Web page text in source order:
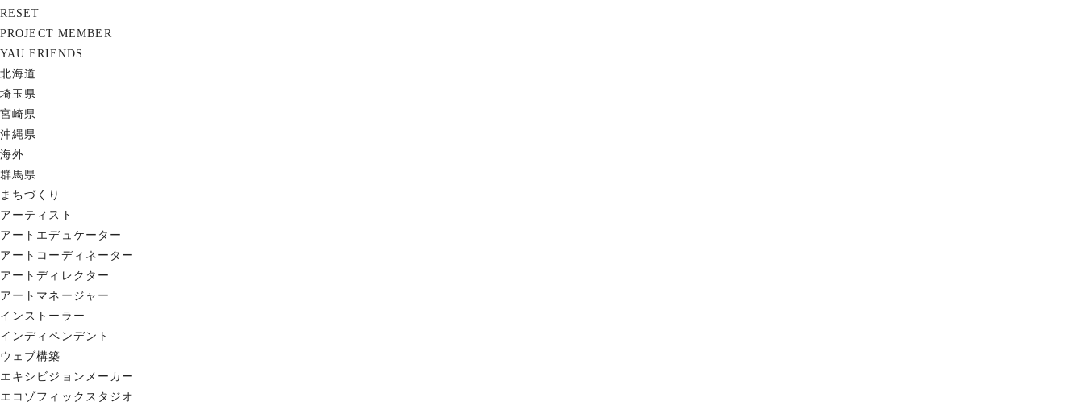
RESET
PROJECT MEMBER
YAU FRIENDS
北海道
埼玉県
宮崎県
沖縄県
海外
群馬県
まちづくり
アーティスト
アートエデュケーター
アートコーディネーター
アートディレクター
アートマネージャー
インストーラー
インディペンデント
ウェブ構築
エキシビジョンメーカー
エコゾフィックスタジオ